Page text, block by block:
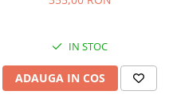
IN STOC
ADAUGA IN COS